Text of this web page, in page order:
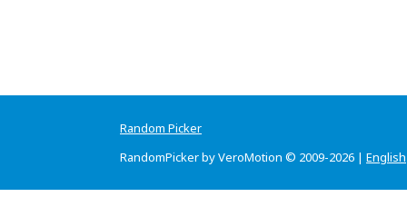
Random Picker
RandomPicker by VeroMotion © 2009-2026 | English